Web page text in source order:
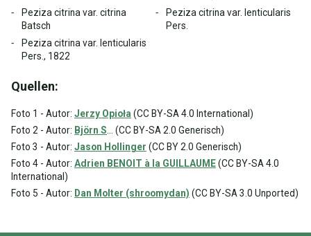
Peziza citrina var. citrina
Batsch
Peziza citrina var. lenticularis
Pers.
Peziza citrina var. lenticularis
Pers., 1822
Quellen:
Foto 1 - Autor: Jerzy Opioła (CC BY-SA 4.0 International)
Foto 2 - Autor: Björn S ... (CC BY-SA 2.0 Generisch)
Foto 3 - Autor: Jason Hollinger (CC BY 2.0 Generisch)
Foto 4 - Autor: Adrien BENOIT à la GUILLAUME(CC BY-SA 4.0
International)
Foto 5 - Autor: Dan Molter (shroomydan) (CC BY-SA 3.0 Unported)